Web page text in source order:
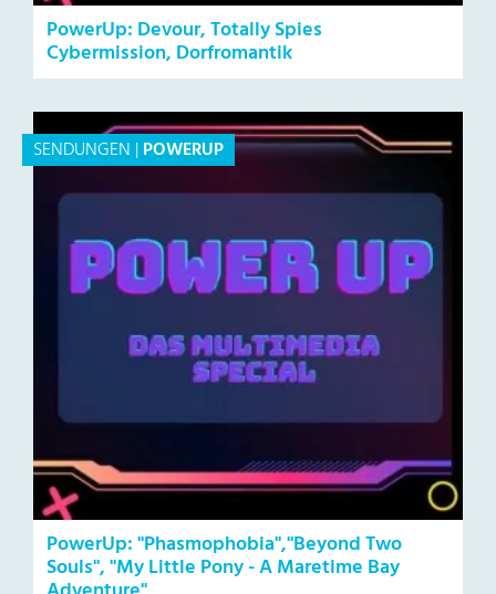
PowerUp: Devour, Totally Spies
Cybermission, Dorfromantik
SENDUNGEN |POWERUP
PowerUp: "Phasmophobia","Beyond Two
Souls", "My Little Pony - A Maretime Bay